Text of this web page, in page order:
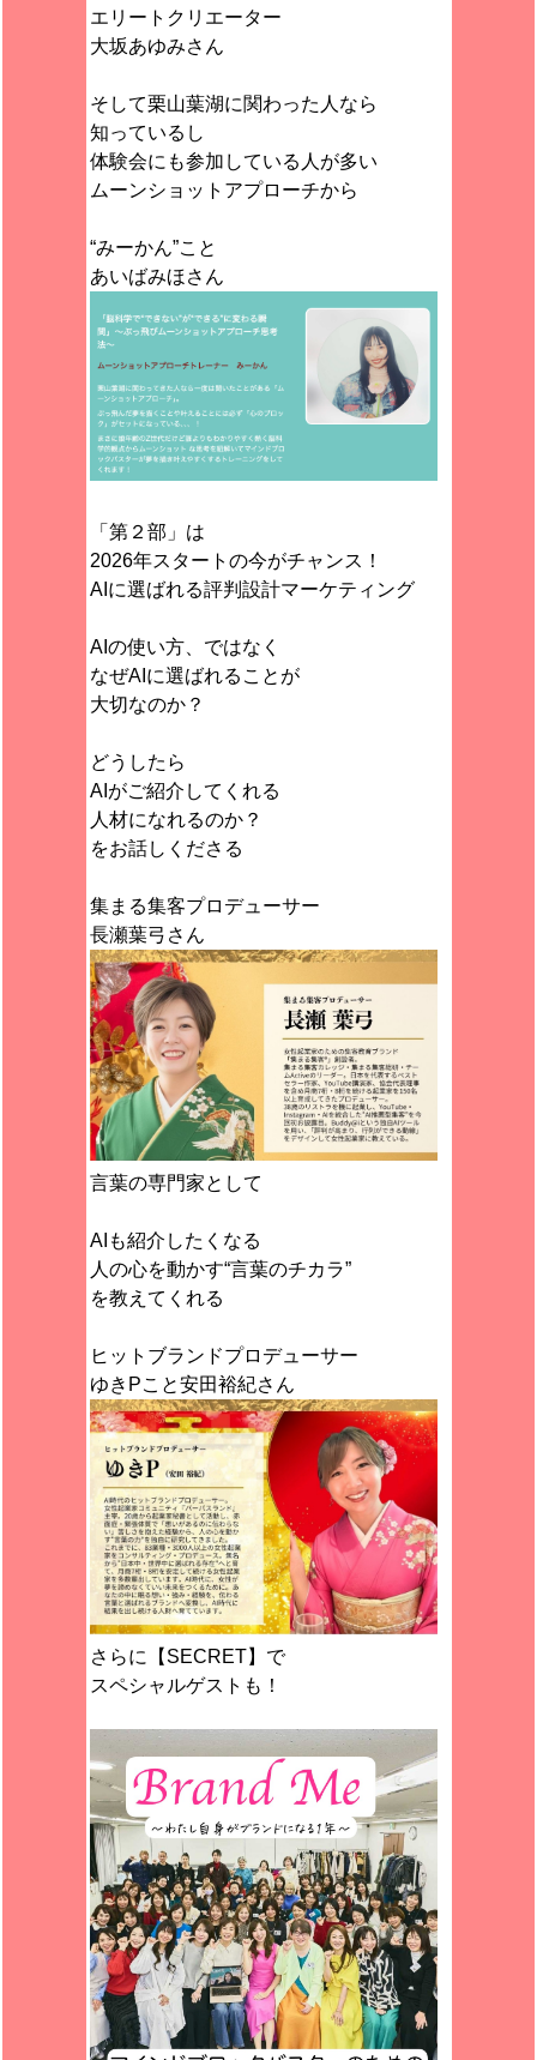
エリートクリエーター
大坂あゆみさん
そして栗山葉湖に関わった人なら
知っているし
体験会にも参加している人が多い
ムーンショットアプローチから
“みーかん”こと
あいばみほさん
「第２部」は
2026年スタートの今がチャンス！
AIに選ばれる評判設計マーケティング
AIの使い方、ではなく
なぜAIに選ばれることが
大切なのか？
どうしたら
AIがご紹介してくれる
人材になれるのか？
をお話しくださる
集まる集客プロデューサー
長瀬葉弓さん
言葉の専門家として
AIも紹介したくなる
人の心を動かす“言葉のチカラ”
を教えてくれる
ヒットブランドプロデューサー
ゆきPこと安田裕紀さん
さらに【SECRET】で
スペシャルゲストも！